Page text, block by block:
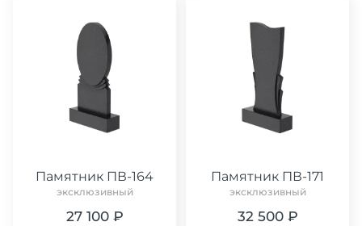
Памятник ПВ-164
эксклюзивный
27 100 ₽
Памятник ПВ-171
эксклюзивный
32 500 ₽